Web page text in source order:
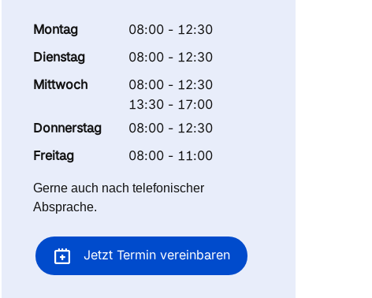
Montag
08:00 - 12:30
Dienstag
08:00 - 12:30
Mittwoch
08:00 - 12:30
13:30 - 17:00
Donnerstag
08:00 - 12:30
Freitag
08:00 - 11:00
Gerne auch nach telefonischer
Absprache.
Jetzt Termin vereinbaren